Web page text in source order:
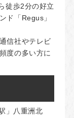
徒歩2分の好立
ド「Regus」
信社やテレビ
度の多い方に
」八重洲北